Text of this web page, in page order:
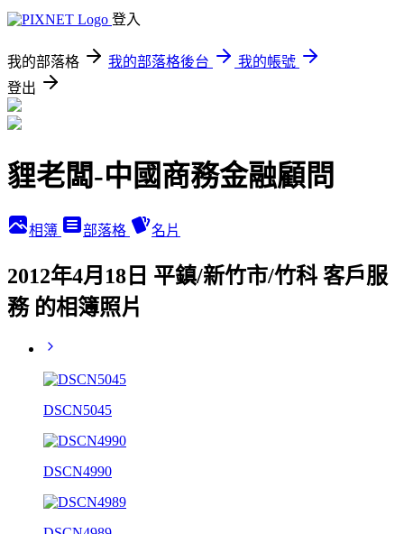
登入
我的部落格 我的部落格後台
我的帳號
登出
貍老闆-中國商務金融顧問
相簿 部落格 名片
2012年4月18日 平鎮/新竹市/竹科 客戶服
務 的相簿照片
DSCN5045
DSCN4990